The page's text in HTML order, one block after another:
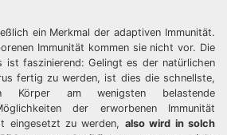
ein Merkmal der adaptiven Immunität.
Immunität kommen sie nicht vor. Die
ist faszinierend: Gelingt es der natürlichen
fertig zu werden, ist dies die schnellste,
Körper am wenigsten belastende
der erworbenen Immunität
eingesetzt zu werden, also wird in solch